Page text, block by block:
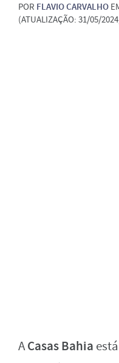
POR FLAVIO CARVALHO
(ATUALIZAÇÃO: 31/05/
ACasas Bahia